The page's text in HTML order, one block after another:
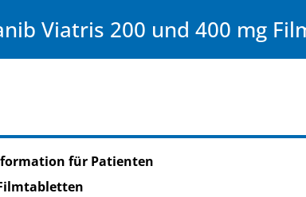
Viatris 200 und 400 mg
für Patienten